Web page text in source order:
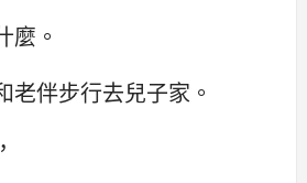
麼。
老伴步行去兒子家。